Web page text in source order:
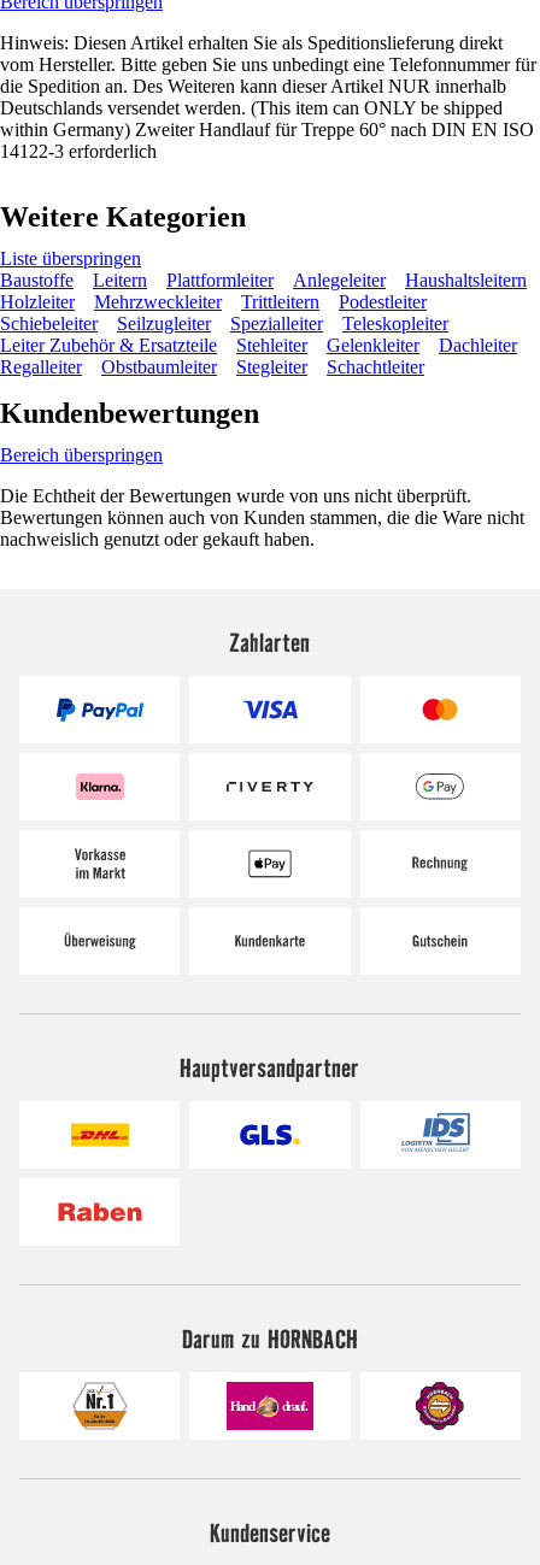
Hinweis: Diesen Artikel erhalten Sie als Speditionslieferung direkt
vom Hersteller. Bitte geben Sie uns unbedingt eine Telefonnummer für
die Spedition an. Des Weiteren kann dieser Artikel NUR innerhalb
Deutschlands versendet werden. (This item can ONLY be shipped
within Germany) Zweiter Handlauf für Treppe 60° nach DIN EN ISO
14122-3 erforderlich
Weitere Kategorien
Liste überspringen
Baustoffe
Leitern Plattformleiter Anlegeleiter
Haushaltsleitern
Holzleiter
Mehrzweckleiter Trittleitern
Podestleiter
Schiebeleiter
Seilzugleiter Spezialleiter
Teleskopleiter
Leiter Zubehör & Ersatzteile
Stehleiter Gelenkleiter
Dachleiter
Regalleiter
Obstbaumleiter Stegleiter Schachtleiter
Kundenbewertungen
Bereich überspringen
Die Echtheit der Bewertungen wurde von uns nicht überprüft.
Bewertungen können auch von Kunden stammen, die die Ware nicht
nachweislich genutzt oder gekauft haben.
Zahlarten
Hauptversandpartner
Darum zu HORNBACH
Kundenservice